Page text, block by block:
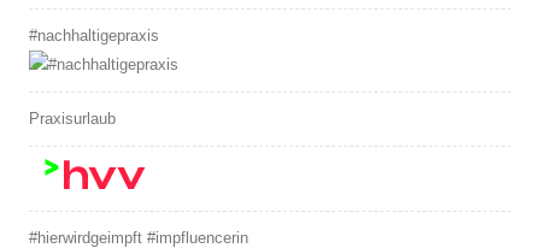
#nachhaltigepraxis
Praxisurlaub
#hierwirdgeimpft #impfluencerin